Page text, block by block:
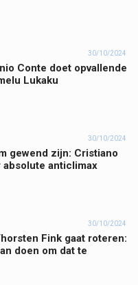
30/10/2024
Conte doet opvallende
Lukaku
30/10/2024
gewend zijn: Cristiano
absolute anticlimax
30/10/2024
Fink gaat roteren:
doen om dat te